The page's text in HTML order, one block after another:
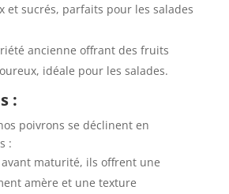
et sucrés, parfaits pour les salades
ancienne offrant des fruits
idéale pour les salades.
:
poivrons se déclinent en
:
avant maturité, ils offrent une
amère et une texture